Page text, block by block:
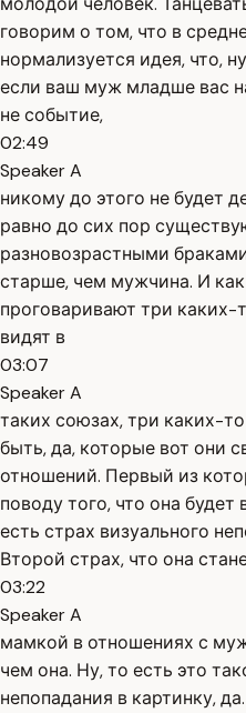
говорим о том, что в
нормализуется идея, что,
если ваш муж младше вас
не событие,
02:49
Speaker A
никому до этого не будет
равно до сих пор
разновозрастными
старше, чем мужчина. И
проговаривают три каких-
видят в
03:07
Speaker A
таких союзах, три каких-
быть, да, которые вот они
отношений. Первый из
поводу того, что она
есть страх визуального
Второй страх, что она
03:22
Speaker A
мамкой в отношениях с
чем она. Ну, то есть это
непопадания в картинку,